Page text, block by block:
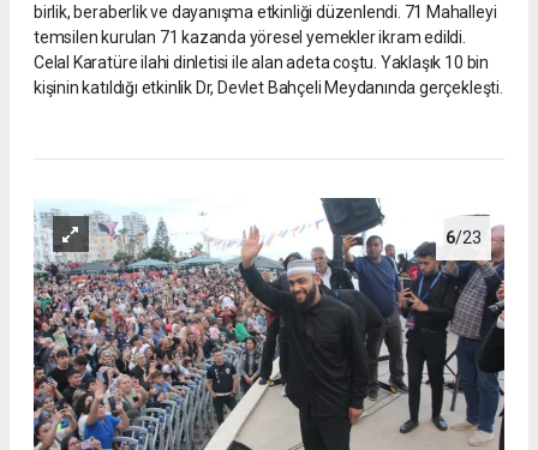
birlik, beraberlik ve dayanışma etkinliği düzenlendi. 71 Mahalleyi
temsilen kurulan 71 kazanda yöresel yemekler ikram edildi.
Celal Karatüre ilahi dinletisi ile alan adeta coştu. Yaklaşık 10 bin
kişinin katıldığı etkinlik Dr, Devlet Bahçeli Meydanında gerçekleşti.
6/23